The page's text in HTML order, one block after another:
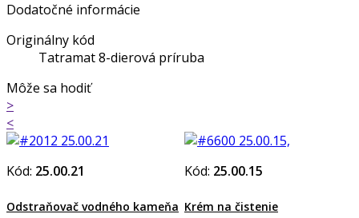
Dodatočné informácie
Originálny kód
Tatramat 8-dierová príruba
Môže sa hodiť
>
<
Kód: 25.00.21
Odstraňovač vodného kameňa
Kód: 25.00.15
Krém na čistenie